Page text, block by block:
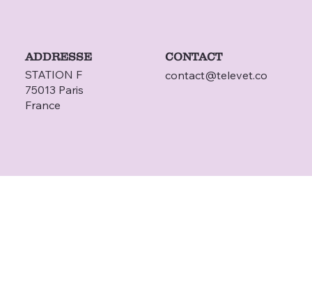
CONTACT
contact@televet.co
ADDRESSE
STATION F
75013 Paris
France